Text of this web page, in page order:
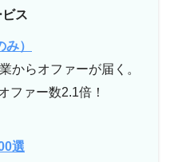
ス
）
からオファーが届く。
ファー数2.1倍！
選